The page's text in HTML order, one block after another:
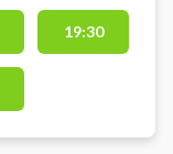
19:30